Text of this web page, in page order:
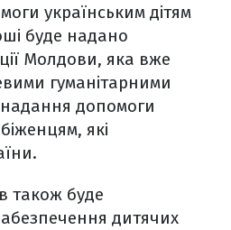
українським дітям
буде надано
Молдови, яка вже
гуманітарними
надання допомоги
які
також буде
дитячих